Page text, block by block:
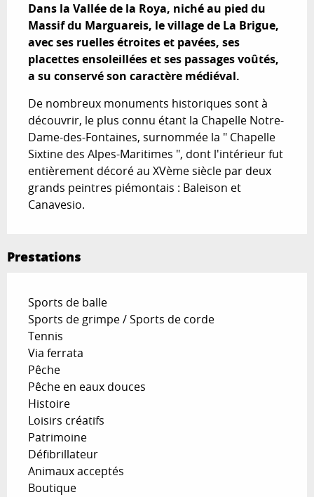
Dans la Vallée de la Roya, niché au pied du
Massif du Marguareis, le village de La Brigue,
avec ses ruelles étroites et pavées, ses
placettes ensoleillées et ses passages voûtés,
a su conservé son caractère médiéval.
De nombreux monuments historiques sont à
découvrir, le plus connu étant la Chapelle Notre-
Dame-des-Fontaines, surnommée la " Chapelle
Sixtine des Alpes-Maritimes ", dont l'intérieur fut
entièrement décoré au XVème siècle par deux
grands peintres piémontais : Baleison et
Canavesio.
Prestations
Sports de balle
Sports de grimpe / Sports de corde
Tennis
Via ferrata
Pêche
Pêche en eaux douces
Histoire
Loisirs créatifs
Patrimoine
Défibrillateur
Animaux acceptés
Boutique